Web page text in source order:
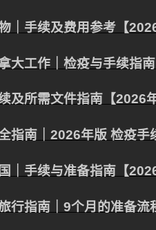
｜手续及费用参考【
大工作｜检疫与手续指
及所需文件指南【2026
指南｜2026年版 检疫手
｜手续与准备指南【
行指南｜9个月的准备流